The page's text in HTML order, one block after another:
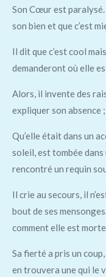
Son Cœur est
son bien et que c’est
Il dit que c’est cool
demanderont où elle
Alors, il invente des
expliquer son absence ;
Qu’elle était dans un
soleil, est tombée
rencontré un requin
Il crie au secours, il
bout de ses
comment elle est
Sa fierté a pris un
en trouvera une qui le